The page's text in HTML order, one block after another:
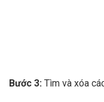
Bước 3: Tìm và xóa